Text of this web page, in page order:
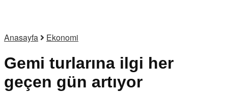
Anasayfa Ekonomi
Gemi turlarına ilgi her
geçen gün artıyor